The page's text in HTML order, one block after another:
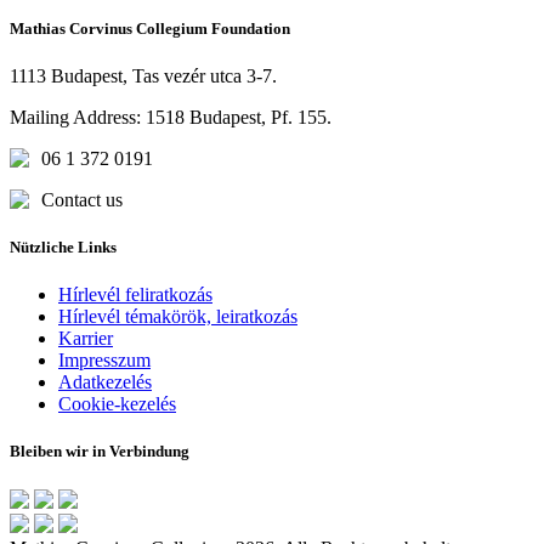
Mathias Corvinus Collegium Foundation
1113 Budapest, Tas vezér utca 3-7.
Mailing Address: 1518 Budapest, Pf. 155.
06 1 372 0191
Contact us
Nützliche Links
Hírlevél feliratkozás
Hírlevél témakörök, leiratkozás
Karrier
Impresszum
Adatkezelés
Cookie-kezelés
Bleiben wir in Verbindung